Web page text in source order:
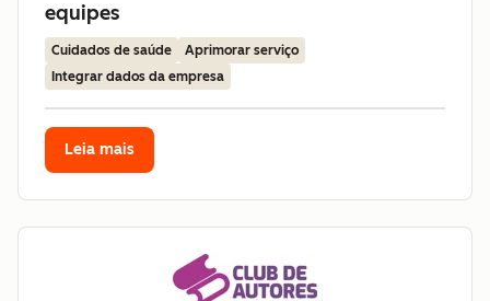
equipes
Cuidados de saúde
Aprimorar serviço
Integrar dados da empresa
Leia mais